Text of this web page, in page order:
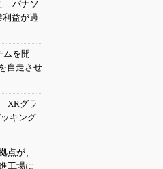
パナソ
利益が過
ムを開
自走させ
XRグラ
キング
点が、
工場に